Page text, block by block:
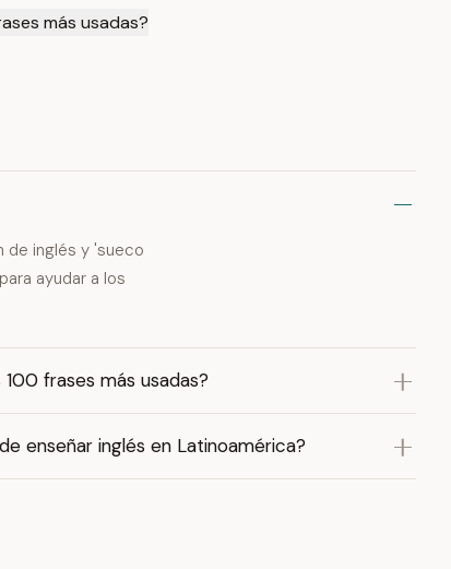
más usadas?
de inglés y 'sueco
ayudar a los
frases más usadas?
enseñar inglés en Latinoamérica?